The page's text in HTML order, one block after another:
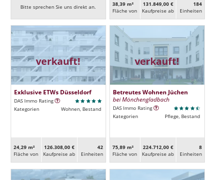
Bitte sprechen Sie uns direkt an.
38,39 m²
Fläche von
131.849,00 €
Kaufpreise ab
184
Ein­heiten
verkauft!
Exklusive ETWs Düsseldorf
DAS Immo Rating
Kategorien
Wohnen, Bestand
24,29 m²
Fläche von
126.308,00 €
Kaufpreise ab
42
Ein­heiten
verkauft!
Betreutes Wohnen Jüchen
bei Mönchengladbach
DAS Immo Rating
Kategorien
Pflege, Bestand
75,89 m²
Fläche von
224.712,00 €
Kaufpreise ab
8
Ein­heiten